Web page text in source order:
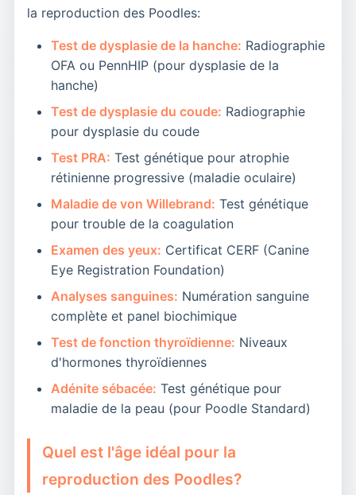
la reproduction des Poodles:
Test de dysplasie de la hanche: Radiographie
OFA ou PennHIP (pour dysplasie de la
hanche)
Test de dysplasie du coude: Radiographie
pour dysplasie du coude
Test PRA: Test génétique pour atrophie
rétinienne progressive (maladie oculaire)
Maladie de von Willebrand: Test génétique
pour trouble de la coagulation
Examen des yeux: Certificat CERF (Canine
Eye Registration Foundation)
Analyses sanguines: Numération sanguine
complète et panel biochimique
Test de fonction thyroïdienne: Niveaux
d'hormones thyroïdiennes
Adénite sébacée: Test génétique pour
maladie de la peau (pour Poodle Standard)
Quel est l'âge idéal pour la
reproduction des Poodles?